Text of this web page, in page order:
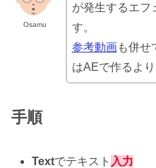
Osamu
が発生するエフ
す。
参考動画も併せ
はAEで作るよ
手順
Textでテキスト 入力